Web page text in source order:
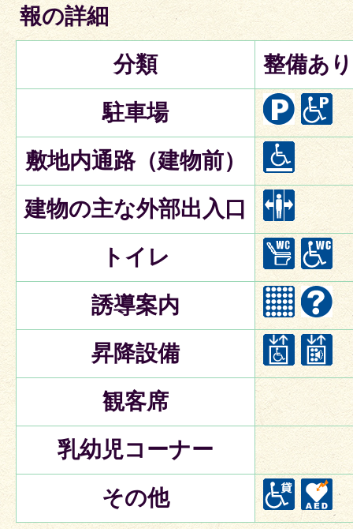
報の詳細
分類
整備あり
駐車場
敷地内通路（建物前）
建物の主な外部出入口
トイレ
誘導案内
昇降設備
観客席
乳幼児コーナー
その他